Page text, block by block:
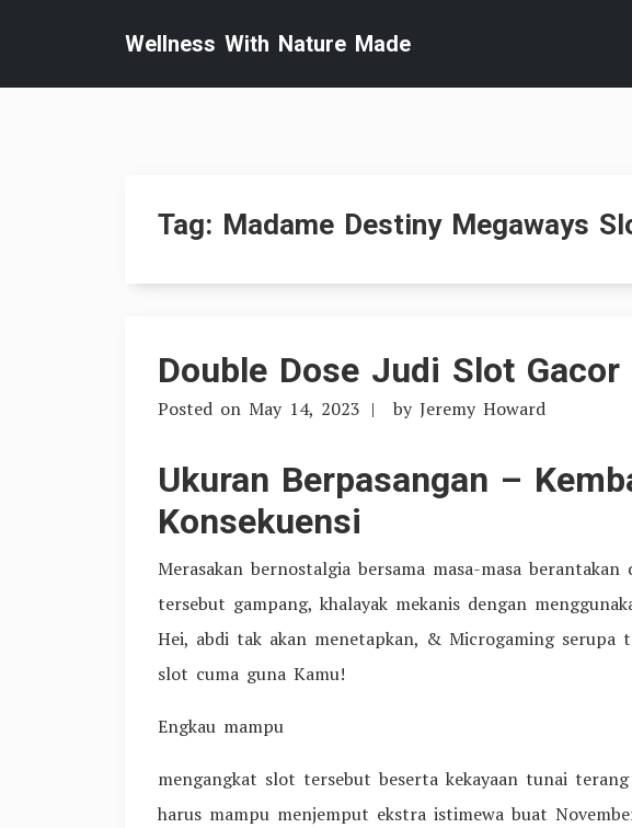
content
Wellness With Nature Made
Tag: Madame Destiny Megaways
Double Dose Judi Slot Gacor
Posted on May 14, 2023 by Jeremy Howard
Ukuran Berpasangan –
Konsekuensi
Merasakan bernostalgia bersama masa-masa
tersebut gampang, khalayak mekanis dengan
Hei, abdi tak akan menetapkan, & Microgaming serupa
slot cuma guna Kamu!
Engkau mampu
mengangkat slot tersebut beserta kekayaan tunai
harus mampu menjemput ekstra istimewa buat